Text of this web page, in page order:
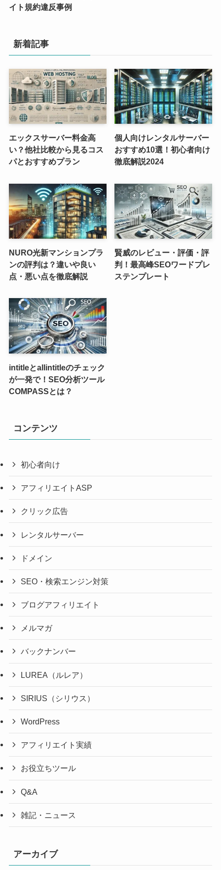
イト規約違反事例
新着記事
エックスサーバー料金高
い？他社比較から見るコス
パとおすすめプラン
個人向けレンタルサーバー
おすすめ10選！初心者向け
徹底解説2024
NURO光新マンションプラ
ンの評判は？違いや良い
点・悪い点を徹底解説
賢威のレビュー・評価・評
判！最高峰SEOワードプレ
ステンプレート
intitleとallintitleのチェック
が一発で！SEO分析ツール
COMPASSとは？
コンテンツ
初心者向け
アフィリエイトASP
クリック広告
レンタルサーバー
ドメイン
SEO・検索エンジン対策
ブログアフィリエイト
メルマガ
バックナンバー
LUREA（ルレア）
SIRIUS（シリウス）
WordPress
アフィリエイト実績
お役立ちツール
Q&A
雑記・ニュース
アーカイブ